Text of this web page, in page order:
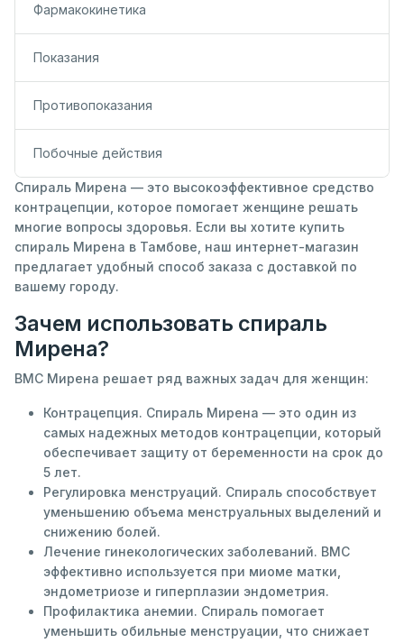
Фармакокинетика
Показания
Противопоказания
Побочные действия
Спираль Мирена — это высокоэффективное средство
контрацепции, которое помогает женщине решать
многие вопросы здоровья. Если вы хотите купить
спираль Мирена в Тамбове, наш интернет-магазин
предлагает удобный способ заказа с доставкой по
вашему городу.
Зачем использовать спираль
Мирена?
ВМС Мирена решает ряд важных задач для женщин:
Контрацепция. Спираль Мирена — это один из
самых надежных методов контрацепции, который
обеспечивает защиту от беременности на срок до
5 лет.
Регулировка менструаций. Спираль способствует
уменьшению объема менструальных выделений и
снижению болей.
Лечение гинекологических заболеваний. ВМС
эффективно используется при миоме матки,
эндометриозе и гиперплазии эндометрия.
Профилактика анемии. Спираль помогает
уменьшить обильные менструации, что снижает